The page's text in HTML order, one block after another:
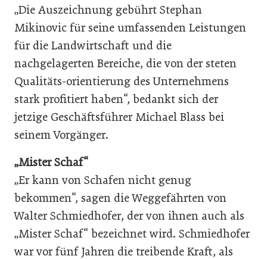
„Die Auszeichnung gebührt Stephan
Mikinovic für seine umfassenden Leistungen
für die Landwirtschaft und die
nachgelagerten Bereiche, die von der steten
Qualitäts-orientierung des Unternehmens
stark profitiert haben“, bedankt sich der
jetzige Geschäftsführer Michael Blass bei
seinem Vorgänger.
„Mister Schaf“
„Er kann von Schafen nicht genug
bekommen“, sagen die Weggefährten von
Walter Schmiedhofer, der von ihnen auch als
„Mister Schaf“ bezeichnet wird. Schmiedhofer
war vor fünf Jahren die treibende Kraft, als